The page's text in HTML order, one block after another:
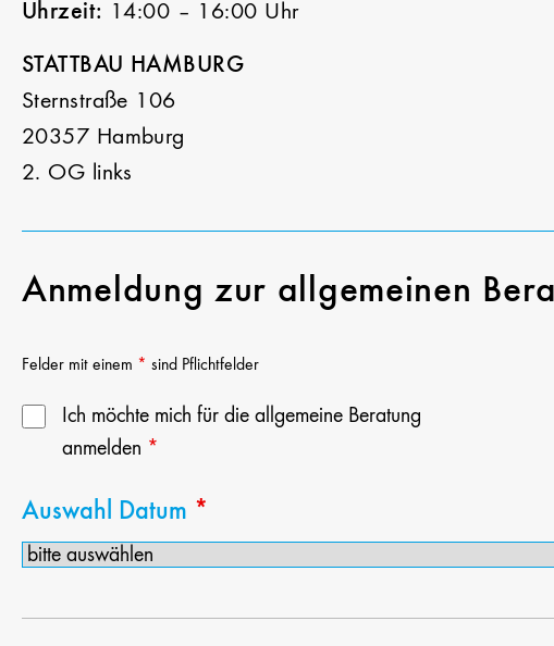
Uhrzeit: 14:00 – 16:00 Uhr
STATTBAU HAMBURG
Sternstraße 106
20357 Hamburg
2. OG links
Anmeldung zur allgemeinen
Felder mit einem * sind Pflichtfelder
Ich möchte mich für die allgemeine Beratung
anmelden *
Auswahl Datum *